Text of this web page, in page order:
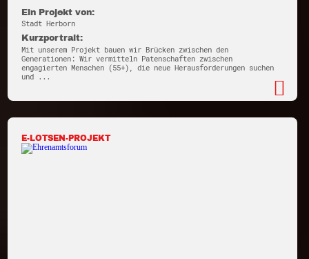
Ein Projekt von:
Stadt Herborn
Kurzportrait:
Mit unserem Projekt bauen wir Brücken zwischen den
Generationen: Wir vermitteln Patenschaften zwischen
engagierten Menschen (55+), die neue Herausforderungen suchen
und ...
E-LOTSEN-PROJEKT